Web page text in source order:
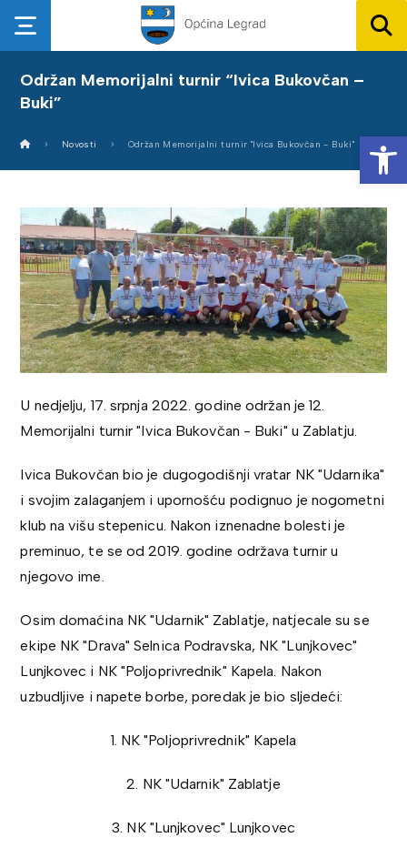
Održan Memorijalni turnir “Ivica Bukovčan –
Buki”
Novosti Održan Memorijalni turnir "Ivica Bukovčan - Buki"
U nedjelju, 17. srpnja 2022. godine održan je 12.
Memorijalni turnir "Ivica Bukovčan - Buki" u Zablatju.
Ivica Bukovčan bio je dugogodišnji vratar NK "Udarnika"
i svojim zalaganjem i upornošću podignuo je nogometni
klub na višu stepenicu. Nakon iznenadne bolesti je
preminuo, te se od 2019. godine održava turnir u
njegovo ime.
Osim domaćina NK "Udarnik" Zablatje, natjecale su se
ekipe NK "Drava" Selnica Podravska, NK "Lunjkovec"
Lunjkovec i NK "Poljoprivrednik" Kapela. Nakon
uzbudljive i napete borbe, poredak je bio sljedeći:
1. NK "Poljoprivrednik" Kapela
2. NK "Udarnik" Zablatje
3. NK "Lunjkovec" Lunjkovec